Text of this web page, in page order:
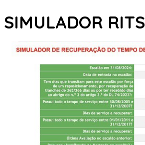
SIMULADOR RITS